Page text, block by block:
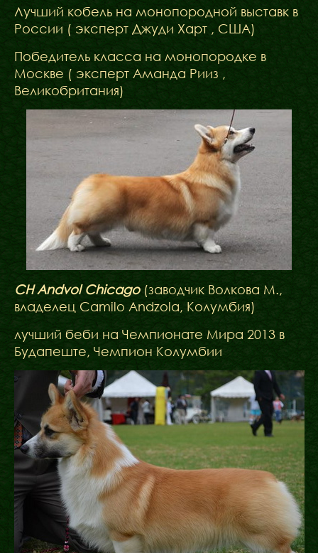
Лучший кобель на монопородной выставк в
России ( эксперт Джуди Харт , США)
Победитель класса на монопородке в
Москве ( эксперт Аманда Рииз ,
Великобритания)
CH Andvol Chicago(заводчик Волкова М.,
владелец Camilo Andzola, Колумбия)
лучший беби на Чемпионате Мира 2013 в
Будапеште, Чемпион Колумбии